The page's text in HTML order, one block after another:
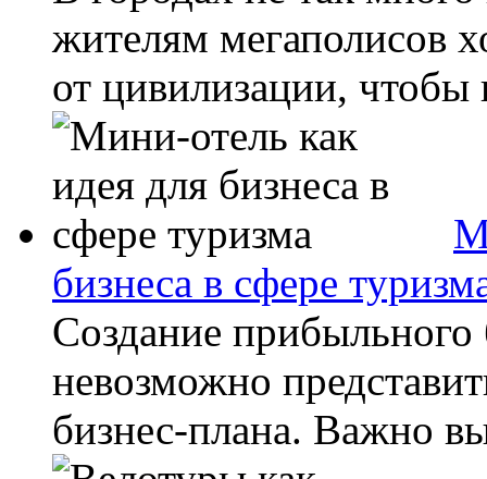
жителям мегаполисов
от цивилизации, чтобы
бизнеса в сфере
Создание прибыльного
невозможно
бизнес-плана. Важно